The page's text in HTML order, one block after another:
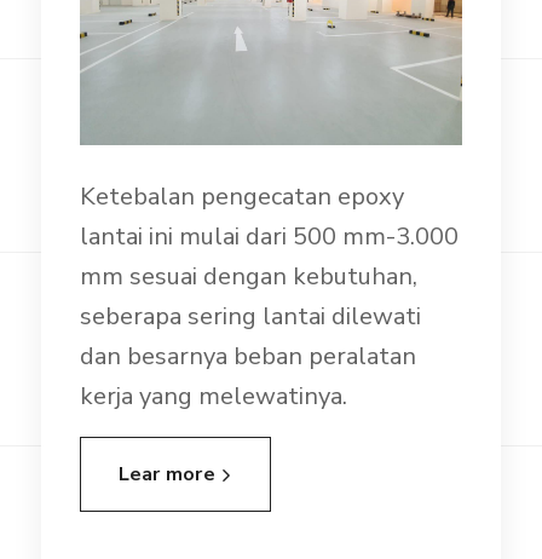
Ketebalan pengecatan epoxy
lantai ini mulai dari 500 mm-3.000
mm sesuai dengan kebutuhan,
seberapa sering lantai dilewati
dan besarnya beban peralatan
kerja yang melewatinya.
Lear more